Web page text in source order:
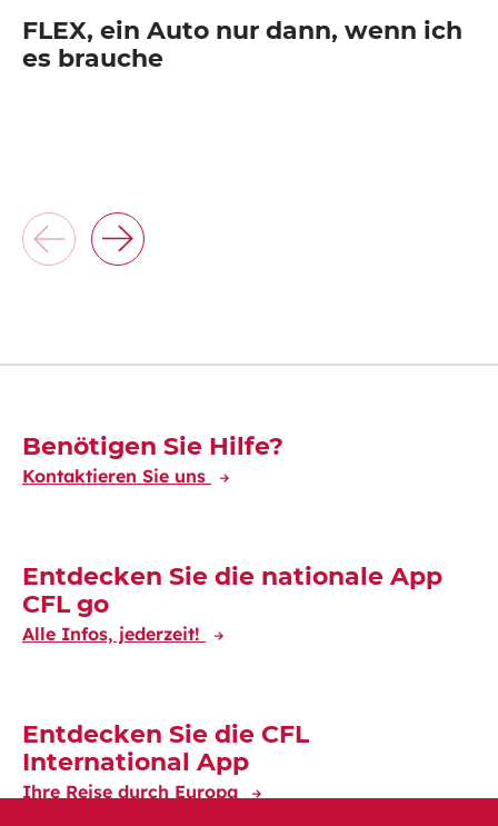
FLEX, ein Auto nur dann, wenn ich
es brauche
Découvrez-en plus
Benötigen Sie Hilfe?
Kontaktieren Sie uns
Entdecken Sie die nationale App
CFL go
Alle Infos, jederzeit!
Entdecken Sie die CFL
International App
Ihre Reise durch Europa